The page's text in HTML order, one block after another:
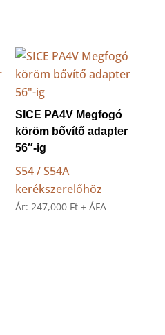
SICE PA4V Megfogó
köröm bővítő adapter
56″-ig
S54 / S54A
kerékszerelőhöz
Ár:247,000 Ft + ÁFA